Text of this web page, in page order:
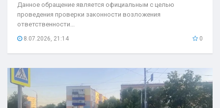
Данное обращение является официальным с целью
проведения проверки законности возложения
ответственности...
8.07.2026, 21:14 0